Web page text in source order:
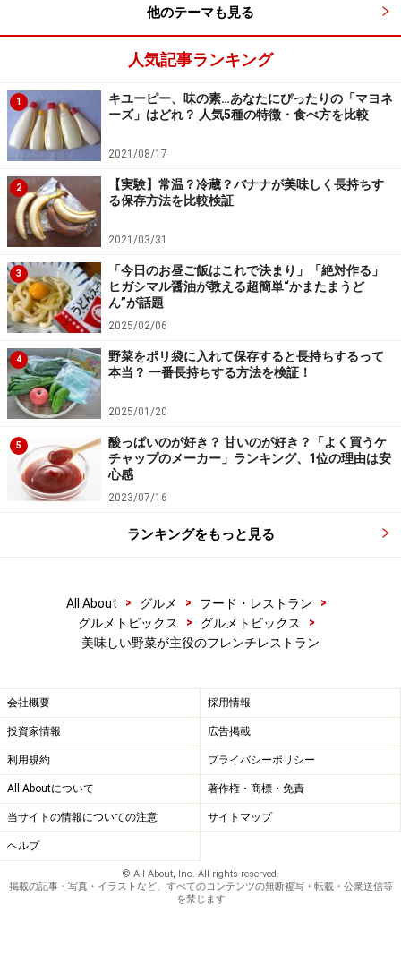
それは、カブのブランマンジェ。確かにブランマンジェ
ですが、確かに蕪でもあり、最後まで「野菜が主役」の
宣言にふさわしい、楽しく美味しいお料理でした。
古屋シェフにお話を伺ったところ「取り寄せた野菜を味
見すると、旨味が強いので、それをどう料理し他の食材
とマリアージュさせようか、とても想像力を駆り立てら
れ、楽しい」とのこと。
最新6月のメニューは、
前菜：フランス産フォアグラとルバーブの大理石 野菜と
フルーツの小さなタルト添え
スープ：有機野菜のポタージュ カプチーノ仕立て
メイン：フランス産ほろほろ鳥とフォアグラのロース
ト 夏キノコのブイヨン煮込みと、サマーオレンジ風味
のポテトピューレ
これからも美味しい野菜に刺激を受け、シェフが一段上
のマリアージュを見せる印象に残る料理が期待できそう
です。
ウェスティンホテル東京「Victor's（ビクターズ）」
ビクターズは夜景も格別
住所：東京都目黒区三田1‐4‐1
21:00
営業時間：11:30～14:30、17:30～21:30
料金：ランチ3000円～、ディナー6500円～（税・サ込）
※記事内容は執筆時点のものです。最新の内容をご確認くださ
い。
※メニューや料金などのデータは、取材時または記事公開時点で
の内容です。
他のテーマも見る
人気記事ランキング
1
キユーピー、味の素…あなたにぴったりの「マヨネ
ーズ」はどれ？ 人気5種の特徴・食べ方を比較
2021/08/17
2
【実験】常温？冷蔵？バナナが美味しく長持ちす
る保存方法を比較検証
2021/03/31
3
「今日のお昼ご飯はこれで決まり」「絶対作る」
ヒガシマル醤油が教える超簡単“かまたまうど
ん”が話題
2025/02/06
4
野菜をポリ袋に入れて保存すると長持ちするって
本当？ 一番長持ちする方法を検証！
2025/01/20
5
酸っぱいのが好き？ 甘いのが好き？「よく買うケ
チャップのメーカー」ランキング、1位の理由は安
心感
2023/07/16
ランキングをもっと見る
All About > グルメ > フード・レストラン
>
グルメトピックス
> グルメトピックス
>
美味しい野菜が主役のフレンチレストラン
会社概要 採用情報
投資家情報 広告掲載
利用規約 プライバシーポリシー
All Aboutについて 著作権・商標・免責
当サイトの情報についての注意 サイトマップ
ヘルプ
© All About, Inc. All rights reserved.
掲載の記事・写真・イラストなど、すべてのコンテンツの無断複写・転載・公衆送信等
を禁じます